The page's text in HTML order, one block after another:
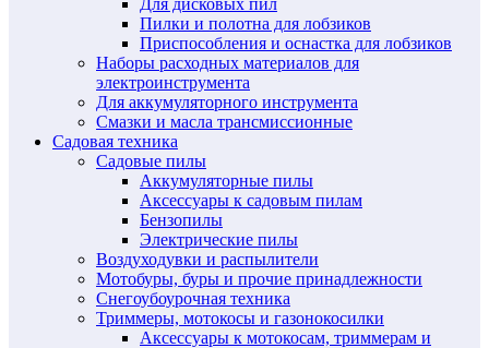
Пилки и полотна для лобзиков
Приспособления и оснастка для лобзиков
Наборы расходных материалов для
электроинструмента
Для аккумуляторного инструмента
Смазки и масла трансмиссионные
Садовая техника
Садовые пилы
Аккумуляторные пилы
Аксессуары к садовым пилам
Бензопилы
Электрические пилы
Воздуходувки и распылители
Мотобуры, буры и прочие принадлежности
Снегоубоурочная техника
Триммеры, мотокосы и газонокосилки
Аксессуары к мотокосам, триммерам и